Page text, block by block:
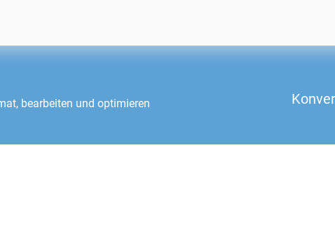
bearbeiten und optimieren